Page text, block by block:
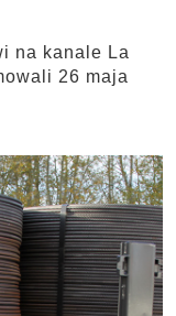
na kanale La
26 maja